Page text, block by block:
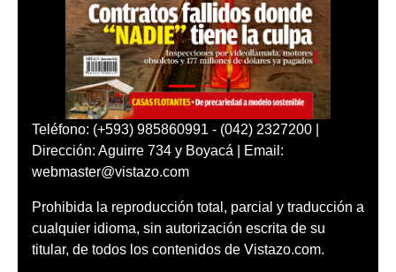
Teléfono: (+593) 985860991 - (042) 2327200 |
Dirección: Aguirre 734 y Boyacá | Email:
webmaster@vistazo.com
Prohibida la reproducción total, parcial y traducción a
cualquier idioma, sin autorización escrita de su
titular, de todos los contenidos de Vistazo.com.